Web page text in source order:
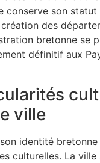
conserve son statut
des
bretonne se
définitif aux
ville
identité
culturelles. La